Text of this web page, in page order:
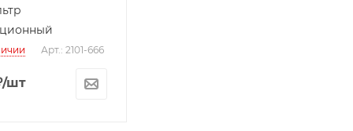
Арт.: 2101-666
/шт